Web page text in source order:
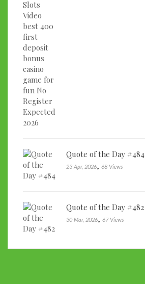
Quote of the Day #484
23 Apr, 2026, 68 Views
Quote of the Day #482
30 Mar, 2026, 67 Views